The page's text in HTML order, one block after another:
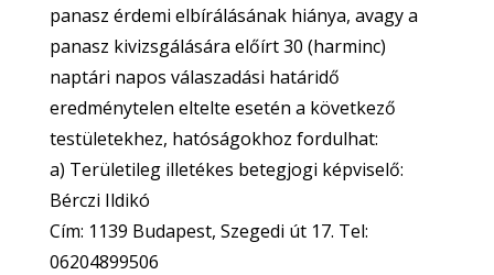
panasz érdemi elbírálásának hiánya, avagy a
panasz kivizsgálására előírt 30 (harminc)
naptári napos válaszadási határidő
eredménytelen eltelte esetén a következő
testületekhez, hatóságokhoz fordulhat:
a) Területileg illetékes betegjogi képviselő:
Bérczi Ildikó
Cím: 1139 Budapest, Szegedi út 17. Tel:
06204899506